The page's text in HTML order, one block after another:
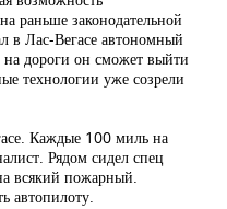
раньше законодательной
Лас-Вегасе автономный
дороги он сможет выйти
технологии уже созрели
Каждые 100 миль на
Рядом сидел спец
всякий пожарный.
автопилоту.